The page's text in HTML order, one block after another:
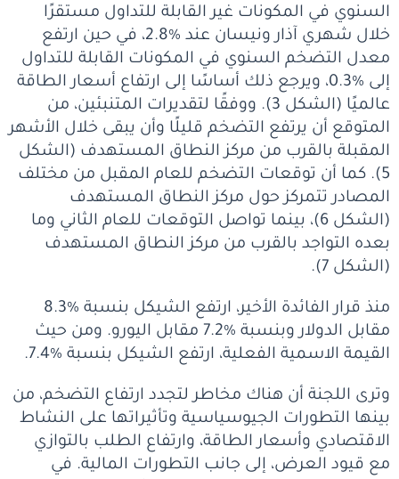
السنوي في المكونات غير القابلة للتداول مستقرًا
خلال شهري آذار ونيسان عند %2.8، في حين ارتفع
معدل التضخم السنوي في المكونات القابلة للتداول
إلى %0.3، ويرجع ذلك أساسًا إلى ارتفاع أسعار الطاقة
عالميًا (الشكل 3). ووفقًا لتقديرات المتنبئين، من
المتوقع أن يرتفع التضخم قليلًا وأن يبقى خلال الأشهر
المقبلة بالقرب من مركز النطاق المستهدف (الشكل
5). كما أن توقعات التضخم للعام المقبل من مختلف
المصادر تتمركز حول مركز النطاق المستهدف
(الشكل 6)، بينما تواصل التوقعات للعام الثاني وما
بعده التواجد بالقرب من مركز النطاق المستهدف
(الشكل 7).
منذ قرار الفائدة الأخير، ارتفع الشيكل بنسبة %8.3
مقابل الدولار وبنسبة %7.2 مقابل اليورو. ومن حيث
القيمة الاسمية الفعلية، ارتفع الشيكل بنسبة %7.4.
وترى اللجنة أن هناك مخاطر لتجدد ارتفاع التضخم، من
بينها التطورات الجيوسياسية وتأثيراتها على النشاط
الاقتصادي وأسعار الطاقة، وارتفاع الطلب بالتوازي
مع قيود العرض، إلى جانب التطورات المالية. في